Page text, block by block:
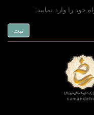
خود را وارد نمایید: